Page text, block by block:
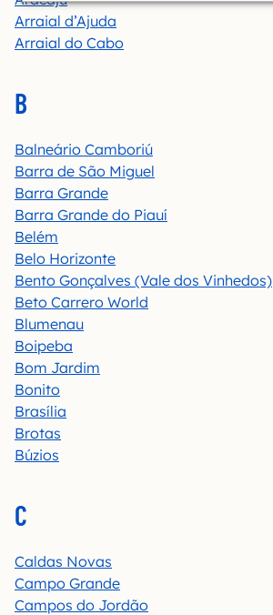
Arraial d’Ajuda
Arraial do Cabo
B
Balneário Camboriú
Barra de São Miguel
Barra Grande
Barra Grande do Piauí
Belém
Belo Horizonte
Bento Gonçalves (Vale dos Vinhedos)
Beto Carrero World
Blumenau
Boipeba
Bom Jardim
Bonito
Brasília
Brotas
Búzios
C
Caldas Novas
Campo Grande
Campos do Jordão